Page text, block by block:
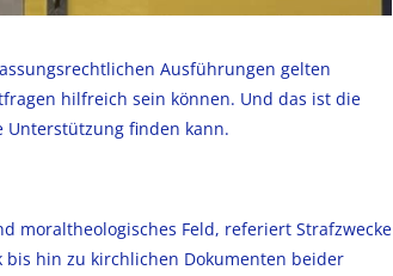
Ausführungen gelten
hilfreich sein können. Und das ist die
Unterstützung finden kann.
moraltheologisches Feld, referiert Strafzwecke
hin zu kirchlichen Dokumenten beider